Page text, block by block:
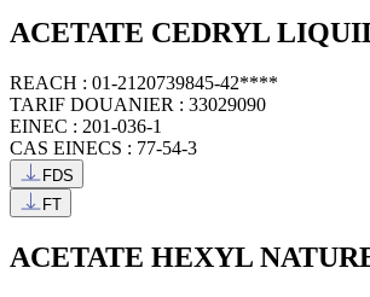
ACETATE CEDRYL
REACH : 01-2120739845-42****
TARIF DOUANIER : 33029090
EINEC : 201-036-1
CAS EINECS : 77-54-3
FDS
FT
ACETATE HEXYL